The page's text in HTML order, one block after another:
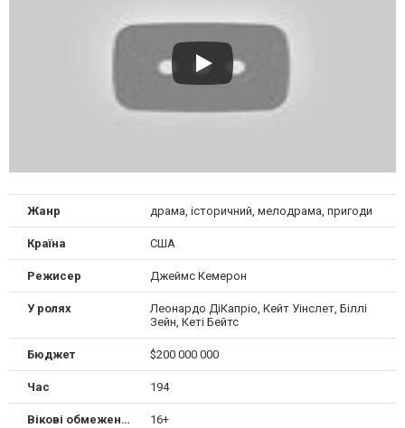
Жанр драма, історичний, мелодрама, пригоди
Країна США
Режисер Джеймс Кемерон
У ролях
Леонардо ДіКапріо, Кейт Уінслет, Біллі
Зейн, Кеті Бейтс
Бюджет $200 000 000
Час 194
Вікові обмеження 16+